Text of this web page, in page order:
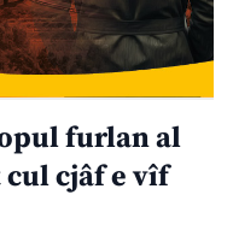
furlan al
cjâf e vîf